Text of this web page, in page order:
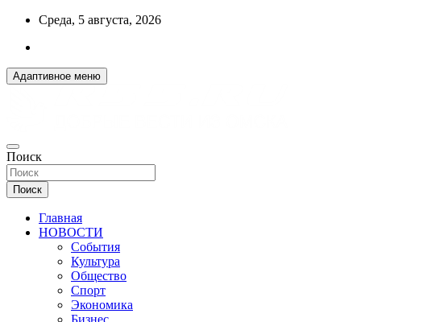
Перейти
содержимому
Среда, 5 августа, 2026
Адаптивное меню
R55.RU
ДОБРЫЕ ВЕСТИ ИЗ ОМСКА
Поиск
Поиск
Главная
НОВОСТИ
События
Культура
Общество
Спорт
Экономика
Бизнес